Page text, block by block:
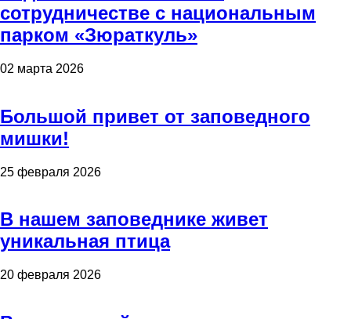
сотрудничестве с национальным
парком «Зюраткуль»
02 марта 2026
Большой привет от заповедного
мишки!
25 февраля 2026
В нашем заповеднике живет
уникальная птица
20 февраля 2026